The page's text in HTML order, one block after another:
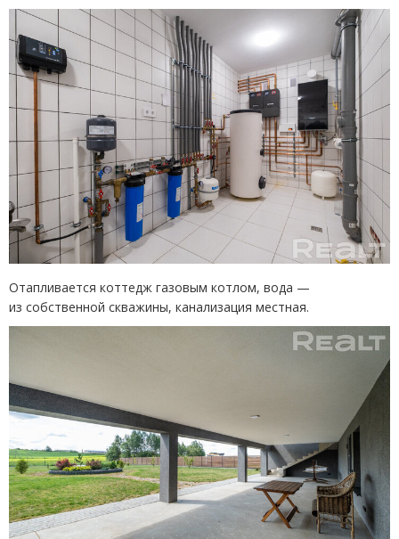
Отапливается коттедж газовым котлом, вода —
из собственной скважины, канализация местная.